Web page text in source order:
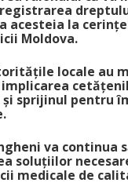
acesteia la
Moldova.
locale au
sprijinul pentru
va
soluțiilor
medicale de